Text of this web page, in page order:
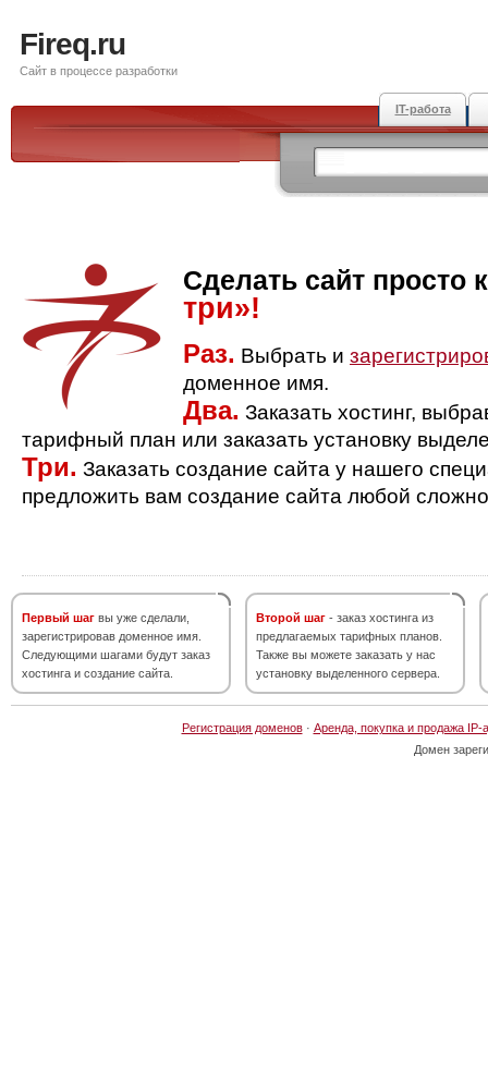
Fireq.ru
Сайт в процессе разработки
IT-работа
Сделать сайт просто
три»!
Раз. Выбрать и
доменное имя.
Два. Заказать хостинг,
тарифный план или заказать установку
Три. Заказать создание сайта у нашего
предложить вам создание сайта любой
Первый шаг вы уже сделали,
зарегистрировав доменное имя.
Следующими шагами будут заказ
хостинга и создание сайта.
Второй шаг - заказ хостинга из
предлагаемых тарифных планов.
Также вы можете заказать у нас
установку выделенного сервера.
Регистрация доменов· Аренда, покупка и продажа IP-
Домен